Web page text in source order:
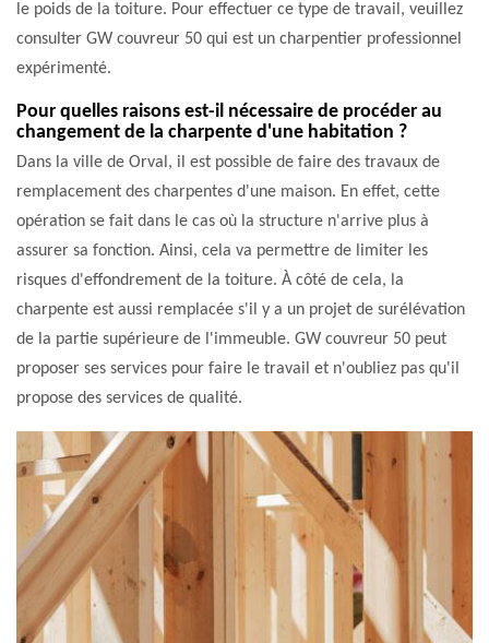
le poids de la toiture. Pour effectuer ce type de travail, veuillez
consulter GW couvreur 50 qui est un charpentier professionnel
expérimenté.
Pour quelles raisons est-il nécessaire de procéder au
changement de la charpente d'une habitation ?
Dans la ville de Orval, il est possible de faire des travaux de
remplacement des charpentes d'une maison. En effet, cette
opération se fait dans le cas où la structure n'arrive plus à
assurer sa fonction. Ainsi, cela va permettre de limiter les
risques d'effondrement de la toiture. À côté de cela, la
charpente est aussi remplacée s'il y a un projet de surélévation
de la partie supérieure de l'immeuble. GW couvreur 50 peut
proposer ses services pour faire le travail et n'oubliez pas qu'il
propose des services de qualité.